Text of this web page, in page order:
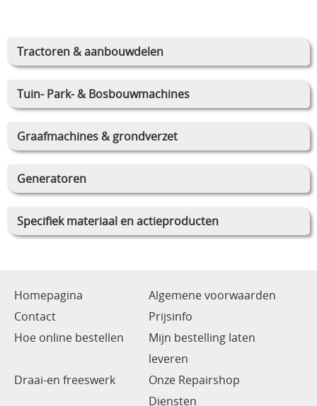
Tractoren & aanbouwdelen
Tuin- Park- & Bosbouwmachines
Graafmachines & grondverzet
Generatoren
Specifiek materiaal en actieproducten
Homepagina
Algemene voorwaarden
Contact
Prijsinfo
Hoe online bestellen
Mijn bestelling laten
leveren
Draai-en freeswerk
Onze Repairshop
Diensten